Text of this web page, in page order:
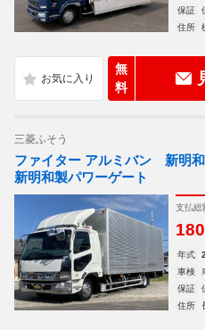
保証
住所
無
料
三菱ふそう
ファイター アルミバン 新明
新明和製パワーゲート
支払総
180
年式
車検
保証
住所